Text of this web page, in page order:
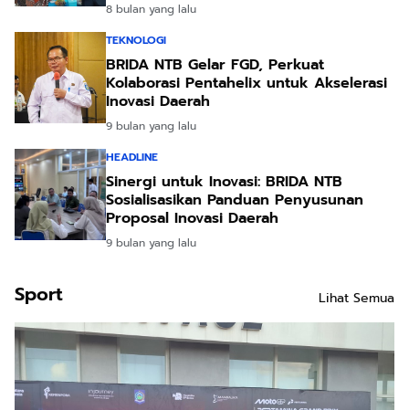
8 bulan yang lalu
TEKNOLOGI
BRIDA NTB Gelar FGD, Perkuat
Kolaborasi Pentahelix untuk Akselerasi
Inovasi Daerah
9 bulan yang lalu
HEADLINE
Sinergi untuk Inovasi: BRIDA NTB
Sosialisasikan Panduan Penyusunan
Proposal Inovasi Daerah
9 bulan yang lalu
Sport Lihat Semua